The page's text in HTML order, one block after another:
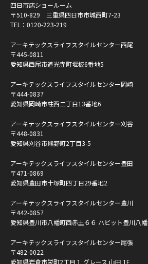
四日市店ショールーム
〒510-829 三重県四日市市城西町7-23
TEL： 0120-223-219
アーキテックスライフスタイルセンター西尾
〒445-0811
愛知県西尾市道光寺町堰板6番地5
アーキテックスライフスタイルセンター岡崎
〒444-0837
愛知県岡崎市柱西二丁目13番地6
アーキテックスライフスタイルセンター刈谷
〒448-0831
愛知県刈谷市熊野町2丁目3-5
アーキテックスライフスタイルセンター豊田
〒471-0869
愛知県豊田市十塚町四丁目29番地2
アーキテックスライフスタイルセンター豊川
〒442-0857
愛知県豊川市八幡町西赤土６６ ハビット豊川八幡
アーキテックスライフスタイルセンター尾張
〒482-0022
愛知県岩倉市栄町2丁目１ グレース 山田 1F